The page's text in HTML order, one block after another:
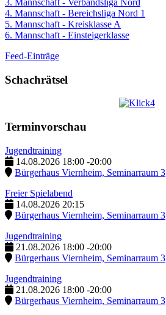
3. Mannschaft - Verbandsliga Nord
4. Mannschaft - Bereichsliga Nord 1
5. Mannschaft - Kreisklasse A
6. Mannschaft - Einsteigerklasse
Feed-Einträge
Schachrätsel
Terminvorschau
Jugendtraining
14.08.2026 18:00 -20:00
Bürgerhaus Viernheim, Seminarraum 3
Freier Spielabend
14.08.2026 20:15
Bürgerhaus Viernheim, Seminarraum 3
Jugendtraining
21.08.2026 18:00 -20:00
Bürgerhaus Viernheim, Seminarraum 3
Jugendtraining
21.08.2026 18:00 -20:00
Bürgerhaus Viernheim, Seminarraum 3